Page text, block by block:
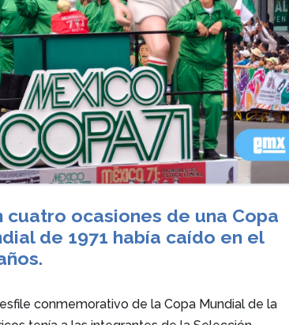
cuatro ocasiones de una Copa
de 1971 había caído en el
conmemorativo de la Copa Mundial de la